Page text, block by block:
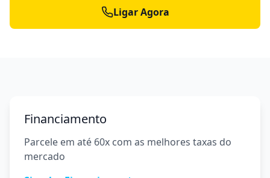
Ligar Agora
Financiamento
Parcele em até 60x com as melhores taxas do
mercado